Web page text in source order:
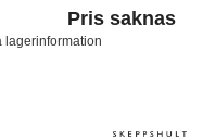
Pris saknas
lagerinformation